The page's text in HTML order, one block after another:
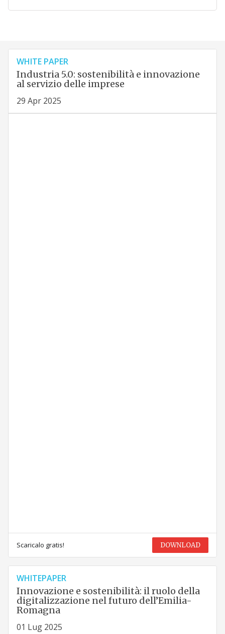
WHITE PAPER
Industria 5.0: sostenibilità e innovazione
al servizio delle imprese
29 Apr 2025
Scaricalo gratis! DOWNLOAD
WHITEPAPER
Innovazione e sostenibilità: il ruolo della
digitalizzazione nel futuro dell’Emilia-
Romagna
01 Lug 2025